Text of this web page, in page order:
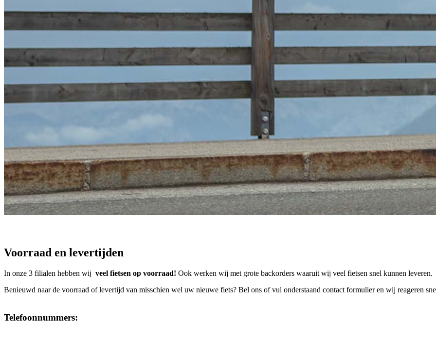
Voorraad en levertijden
In onze 3 filialen hebben wij veel fietsen op voorraad! Ook werken wij met grote backorders waaruit wij veel fietsen snel kunnen leveren.
Benieuwd naar de voorraad of levertijd van misschien wel uw nieuwe fiets? Bel ons of vul onderstaand contact formulier en wij reageren
Telefoonnummers: